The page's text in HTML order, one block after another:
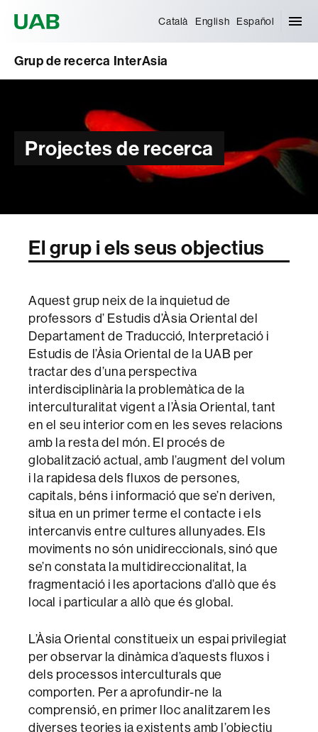
Català English Español
Grup de recerca InterAsia
Projectes de recerca
El grup i els seus objectius
Aquest grup neix de la inquietud de
professors d’ Estudis d’Àsia Oriental del
Departament de Traducció, Interpretació i
Estudis de l’Àsia Oriental de la UAB per
tractar des d’una perspectiva
interdisciplinària la problemàtica de la
interculturalitat vigent a l’Àsia Oriental, tant
en el seu interior com en les seves relacions
amb la resta del món. El procés de
globalització actual, amb l’augment del volum
i la rapidesa dels fluxos de persones,
capitals, béns i informació que se’n deriven,
situa en un primer terme el contacte i els
intercanvis entre cultures allunyades. Els
moviments no són unidireccionals, sinó que
se’n constata la multidireccionalitat, la
fragmentació i les aportacions d’allò que és
local i particular a allò que és global.
L’Àsia Oriental constitueix un espai privilegiat
per observar la dinàmica d’aquests fluxos i
dels processos interculturals que
comporten. Per a aprofundir-ne la
comprensió, en primer lloc analitzarem les
diverses teories ja existents amb l’objectiu